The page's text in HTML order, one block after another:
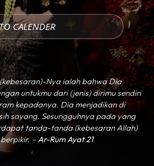
CALENDER
Nya ialah bahwa Dia
untukmu dari (jenis) dirimu sendiri
kepadanya. Dia menjadikan di
sayang. Sesungguhnya pada yang
tanda-tanda (kebesaran Allah)
– Ar-Rum Ayat 21